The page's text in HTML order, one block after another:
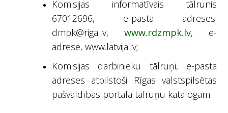
Komisijas informatīvais tālrunis
67012696, e-pasta adreses:
dmpk@riga.lv, www.rdzmpk.lv, e-
adrese, www.latvija.lv;
Komisijas darbinieku tālruņi, e-pasta
adreses atbilstoši Rīgas valstspilsētas
pašvaldības portāla tālruņu katalogam.